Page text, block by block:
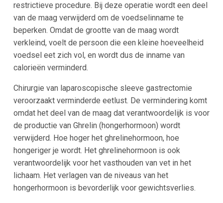
restrictieve procedure. Bij deze operatie wordt een deel
van de maag verwijderd om de voedselinname te
beperken. Omdat de grootte van de maag wordt
verkleind, voelt de persoon die een kleine hoeveelheid
voedsel eet zich vol, en wordt dus de inname van
calorieën verminderd.
Chirurgie van laparoscopische sleeve gastrectomie
veroorzaakt verminderde eetlust. De vermindering komt
omdat het deel van de maag dat verantwoordelijk is voor
de productie van Ghrelin (hongerhormoon) wordt
verwijderd. Hoe hoger het ghrelinehormoon, hoe
hongeriger je wordt. Het ghrelinehormoon is ook
verantwoordelijk voor het vasthouden van vet in het
lichaam. Het verlagen van de niveaus van het
hongerhormoon is bevorderlijk voor gewichtsverlies.